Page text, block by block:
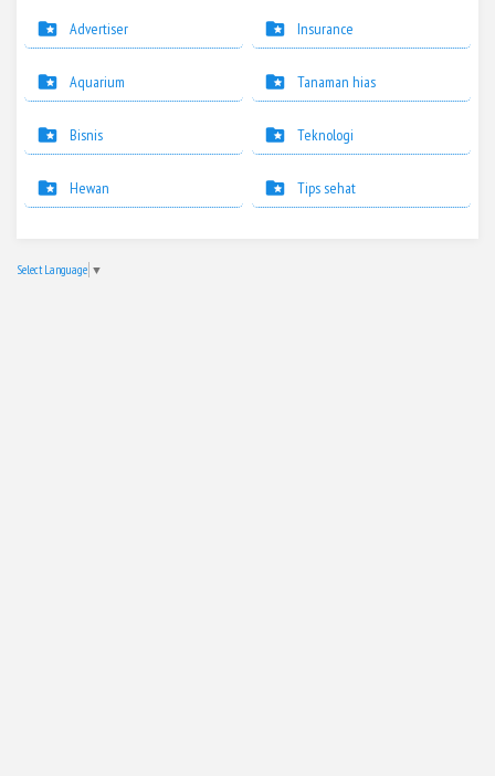
Advertiser
Aquarium
Bisnis
Hewan
Insurance
Tanaman hias
Teknologi
Tips sehat
Select Language ▼